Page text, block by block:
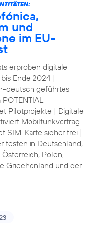
und
im EU-
erproben digitale
Ende 2024 |
deutsch geführtes
Pilotprojekte | Digitale
Mobilfunkvertrag
SIM-Karte sicher frei |
testen in Deutschland,
Österreich, Polen,
Griechenland und der